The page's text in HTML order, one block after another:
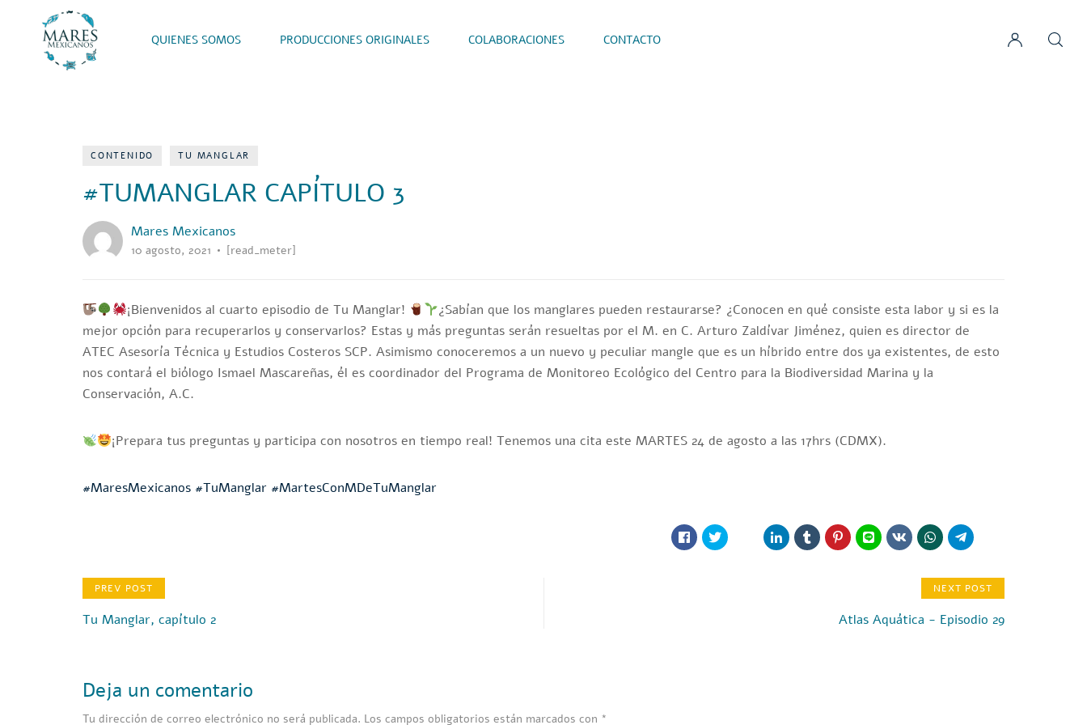
QUIENES SOMOS PRODUCCIONES ORIGINALES COLABORACIONES CONTACTO
CONTENIDO TU MANGLAR
#TUMANGLAR CAPÍTULO 3
Mares Mexicanos
10 agosto, 2021 [read_meter]
¡Bienvenidos al cuarto episodio de Tu Manglar!
¿Sabían que los manglares pueden restaurarse? ¿Conocen en qué consiste esta labor y si es la
mejor opción para recuperarlos y conservarlos? Estas y más preguntas serán resueltas por el M. en C. Arturo Zaldívar Jiménez, quien es director de
ATEC Asesoría Técnica y Estudios Costeros SCP. Asimismo conoceremos a un nuevo y peculiar mangle que es un híbrido entre dos ya existentes, de esto
nos contará el biólogo Ismael Mascareñas, él es coordinador del Programa de Monitoreo Ecológico del Centro para la Biodiversidad Marina y la
Conservación, A.C.
¡Prepara tus preguntas y participa con nosotros en tiempo real! Tenemos una cita este MARTES 24 de agosto a las 17hrs (CDMX).
#MaresMexicanos #TuManglar #MartesConMDeTuManglar
PREV POST
Tu Manglar, capítulo 2
NEXT POST
Atlas Aquática - Episodio 29
Deja un comentario
Tu dirección de correo electrónico no será publicada. Los campos obligatorios están marcados con *